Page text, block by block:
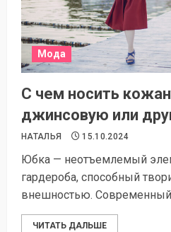
Мода
С чем носить
джинсовую или
НАТАЛЬЯ 15.10.2024
Юбка — неотъемлемый
гардероба, способный
внешностью.
ЧИТАТЬ ДАЛЬШЕ